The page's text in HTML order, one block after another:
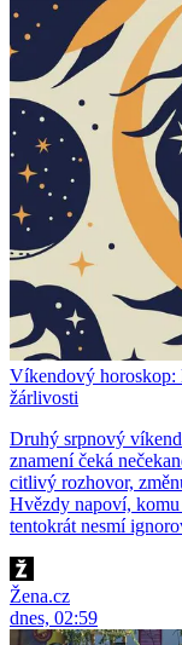
Víkendový horoskop:
žárlivosti
Druhý srpnový
znamení čeká
citlivý rozhovor,
Hvězdy napoví,
tentokrát nesmí
Žena.cz
dnes, 02:59